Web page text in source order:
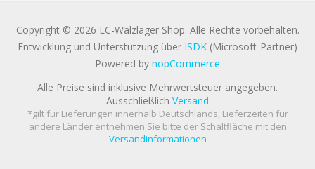
Copyright © 2026 LC-Wälzlager Shop. Alle Rechte vorbehalten.
Entwicklung und Unterstützung über ISDK (Microsoft-Partner)
Powered by nopCommerce
Alle Preise sind inklusive Mehrwertsteuer angegeben.
Ausschließlich Versand
*gilt für Lieferungen innerhalb Deutschlands, Lieferzeiten für
andere Länder entnehmen Sie bitte der Schaltfläche mit den
Versandinformationen